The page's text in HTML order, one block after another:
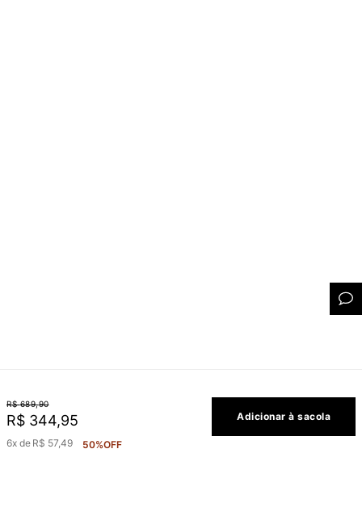
R$ 689,90
R$ 344,95
6 R$ 57,49 50%OFF
Adicionar à sacola